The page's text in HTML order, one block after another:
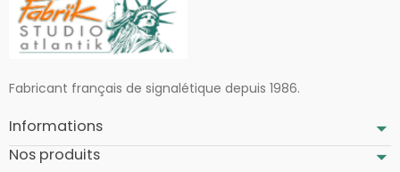
Fabricant français de signalétique depuis 1986.
Informations
Nos produits